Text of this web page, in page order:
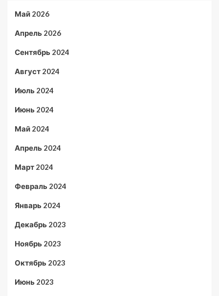
Май 2026
Апрель 2026
Сентябрь 2024
Август 2024
Июль 2024
Июнь 2024
Май 2024
Апрель 2024
Март 2024
Февраль 2024
Январь 2024
Декабрь 2023
Ноябрь 2023
Октябрь 2023
Июнь 2023